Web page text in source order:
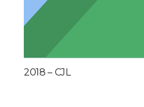
2018 – CJL